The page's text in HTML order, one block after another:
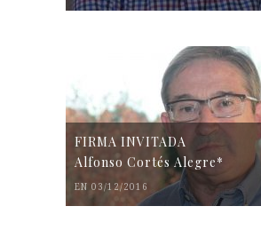
FIRMA INVITADA
Alfonso Cortés Alegre*
EN 03/12/2016